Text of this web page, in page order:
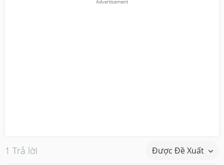
1 Trả lời Được Đề Xuất